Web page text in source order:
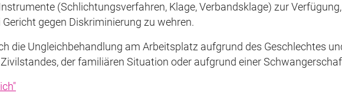
(Schlichtungsverfahren, Klage, Verbandsklage) zur
gegen Diskriminierung zu wehren.
die Ungleichbehandlung am Arbeitsplatz aufgrund des Geschlechtes
der familiären Situation oder aufgrund einer